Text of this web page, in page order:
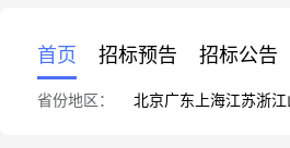
首页 招标预告 招标公告
省份地区： 北京广东 上海江苏浙江